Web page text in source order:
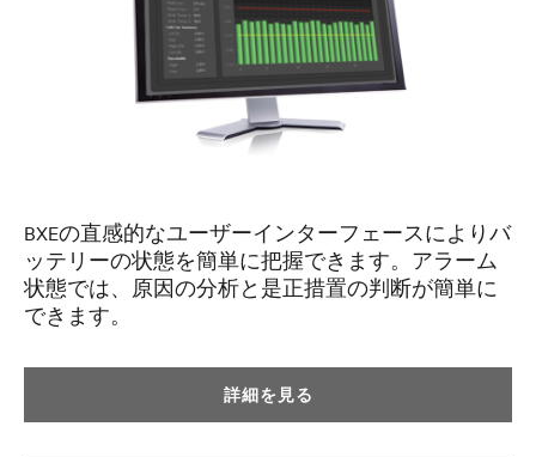
BXEの直感的なユーザーインターフェースによりバ
ッテリーの状態を簡単に把握できます。アラーム
状態では、原因の分析と是正措置の判断が簡単に
できます。
詳細を見る